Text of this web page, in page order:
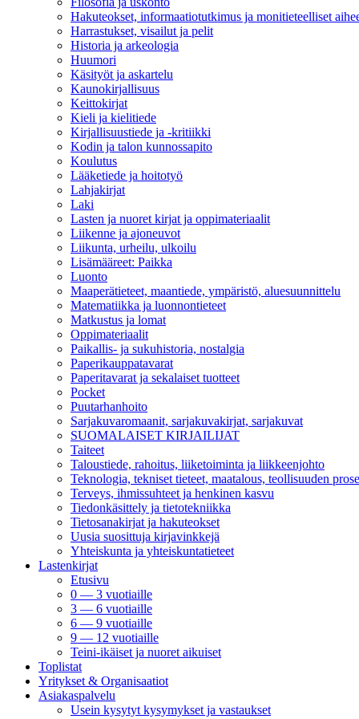
Hakuteokset, informaatiotutkimus ja monitieteelliset
Harrastukset, visailut ja pelit
Historia ja arkeologia
Huumori
Käsityöt ja askartelu
Kaunokirjallisuus
Keittokirjat
Kieli ja kielitiede
Kirjallisuustiede ja -kritiikki
Kodin ja talon kunnossapito
Koulutus
Lääketiede ja hoitotyö
Lahjakirjat
Laki
Lasten ja nuoret kirjat ja oppimateriaalit
Liikenne ja ajoneuvot
Liikunta, urheilu, ulkoilu
Lisämääreet: Paikka
Luonto
Maaperätieteet, maantiede, ympäristö, aluesuunnittelu
Matematiikka ja luonnontieteet
Matkustus ja lomat
Oppimateriaalit
Paikallis- ja sukuhistoria, nostalgia
Paperikauppatavarat
Paperitavarat ja sekalaiset tuotteet
Pocket
Puutarhanhoito
Sarjakuvaromaanit, sarjakuvakirjat, sarjakuvat
SUOMALAISET KIRJAILIJAT
Taiteet
Taloustiede, rahoitus, liiketoiminta ja liikkeenjohto
Teknologia, tekniset tieteet, maatalous, teollisuuden
Terveys, ihmissuhteet ja henkinen kasvu
Tiedonkäsittely ja tietotekniikka
Tietosanakirjat ja hakuteokset
Uusia suosittuja kirjavinkkejä
Yhteiskunta ja yhteiskuntatieteet
Lastenkirjat
Etusivu
0 — 3 vuotiaille
3 — 6 vuotiaille
6 — 9 vuotiaille
9 — 12 vuotiaille
Teini-ikäiset ja nuoret aikuiset
Toplistat
Yritykset & Organisaatiot
Asiakaspalvelu
Usein kysytyt kysymykset ja vastaukset